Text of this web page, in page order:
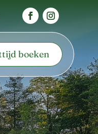
boeken